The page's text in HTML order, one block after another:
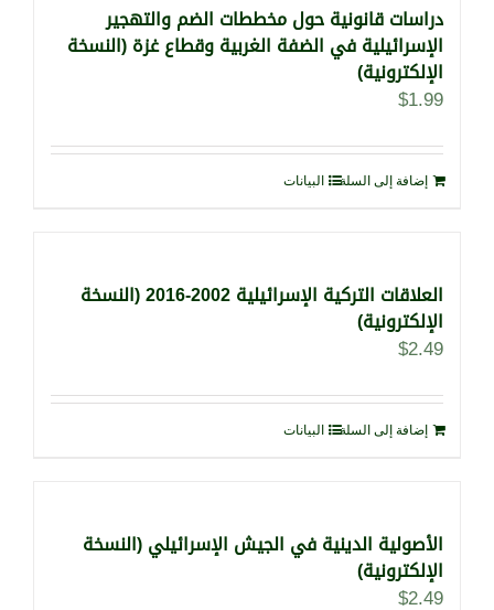
دراسات قانونية حول مخططات الضم والتهجير
الإسرائيلية في الضفة الغربية وقطاع غزة (النسخة
الإلكترونية)
$1.99
إضافة إلى السلة البيانات
العلاقات التركية الإسرائيلية 2002-2016 (النسخة
الإلكترونية)
$2.49
إضافة إلى السلة البيانات
الأصولية الدينية في الجيش الإسرائيلي (النسخة
الإلكترونية)
$2.49